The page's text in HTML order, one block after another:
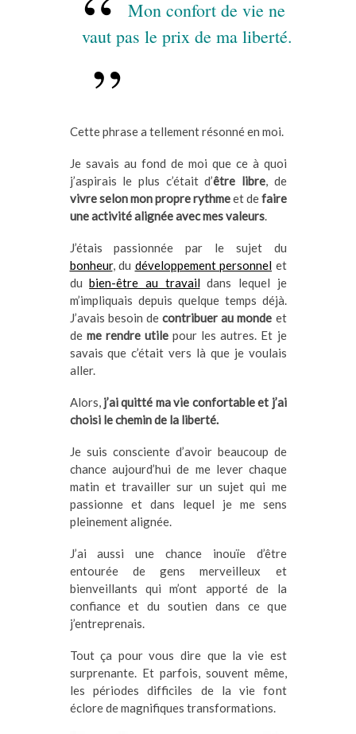
Mon confort de vie ne
vaut pas le prix de ma liberté.
Cette phrase a tellement résonné en moi.
Je savais au fond de moi que ce à quoi
j’aspirais le plus c’était d’être libre, de
vivre selon mon propre rythmeet defaire
une activité alignée avec mes valeurs.
J’étais passionnée par le sujet du
bonheur, du développement personnel et
dubien-être au travaildans lequel je
m’impliquais depuis quelque temps déjà.
J’avais besoin de contribuer au monde et
de me rendre utilepour les autres. Et je
savais que c’était vers là que je voulais
aller.
Alors, j’ai quitté ma vie confortable et j’ai
choisi le chemin de la liberté.
Je suis consciente d’avoir beaucoup de
chance aujourd’hui de me lever chaque
matin et travailler sur un sujet qui me
passionne et dans lequel je me sens
pleinement alignée.
J’ai aussi une chance inouïe d’être
entourée de gens merveilleux et
bienveillants qui m’ont apporté de la
confiance et du soutien dans ce que
j’entreprenais.
Tout ça pour vous dire que la vie est
surprenante. Et parfois, souvent même,
les périodes difficiles de la vie font
éclore de magnifiques transformations.